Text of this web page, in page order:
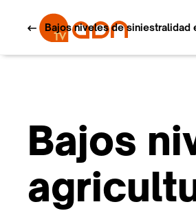
Bajos niveles de siniestralidad
Bajos